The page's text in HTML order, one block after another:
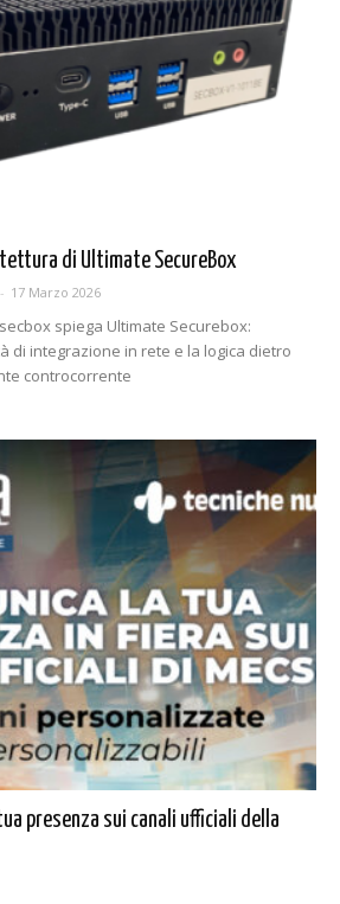
di Ultimate SecureBox
- 17 Marzo 2026
spiega Ultimate Securebox:
di integrazione in rete e la logica dietro
controcorrente
tua presenza sui canali ufficiali della